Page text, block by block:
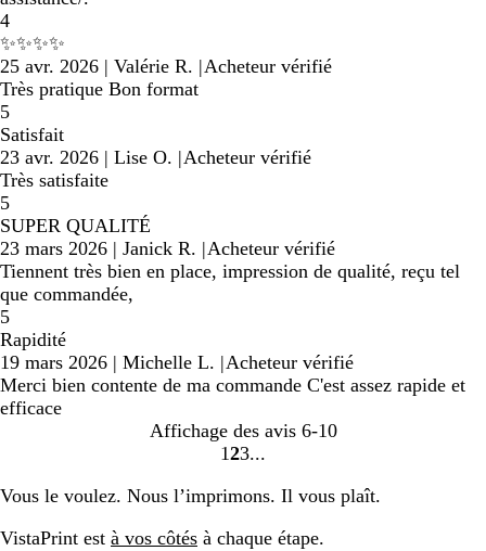
4
✨✨✨✨
25 avr. 2026 | Valérie R. |Acheteur vérifié
Très pratique Bon format
5
Satisfait
23 avr. 2026 | Lise O. |Acheteur vérifié
Très satisfaite
5
SUPER QUALITÉ
23 mars 2026 | Janick R. |Acheteur vérifié
Tiennent très bien en place, impression de qualité, reçu tel
que commandée,
5
Rapidité
19 mars 2026 | Michelle L. |Acheteur vérifié
Merci bien contente de ma commande C'est assez rapide et
efficace
Affichage des avis 6-10
Accéder
à
la
page
1 Accéder
la
page
2Accéder
la
page
3
Vous le voulez. Nous l’imprimons. Il vous plaît.
VistaPrint est à vos côtés à chaque étape.